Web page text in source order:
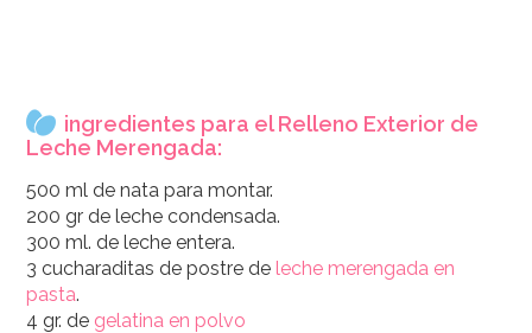
ingredientes para el Relleno Exterior de
Leche Merengada:
500 ml de nata para montar.
200 gr de leche condensada.
300 ml. de leche entera.
3 cucharaditas de postre de leche merengada en
pasta.
4 gr. de gelatina en polvo